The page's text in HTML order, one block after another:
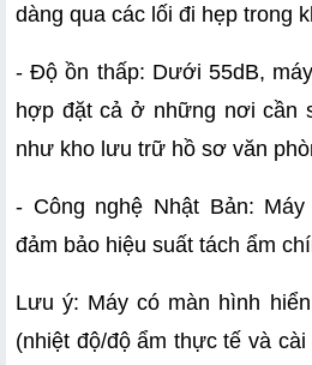
dàng qua các lối đi hẹp trong
- Độ ồn thấp: Dưới 55dB,
hợp đặt cả ở những nơi cần
như kho lưu trữ hồ sơ văn
- Công nghệ Nhật Bản:
đảm bảo hiệu suất tách ẩm
Lưu ý: Máy có màn hình
(nhiệt độ/độ ẩm thực tế và